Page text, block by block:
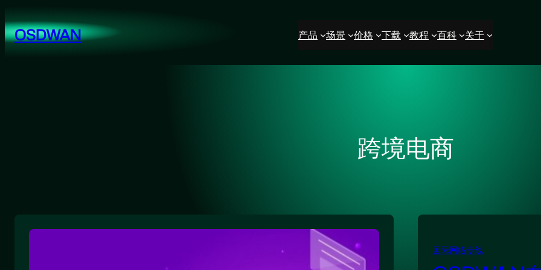
至
内OSDWAN 产品 场景 价格 下载 教程 百科 关于
跨境电商
国际网络专线